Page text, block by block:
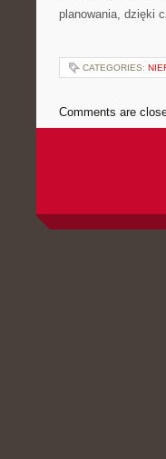
planowania, dzięki
CATEGORIES:
Comments are